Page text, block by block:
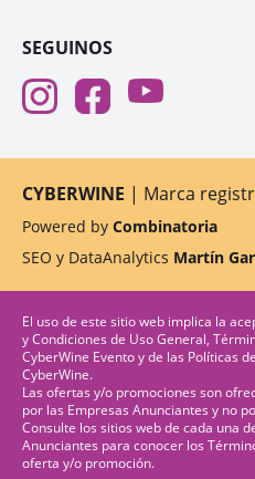
SEGUINOS
CYBERWINE | Marca
Powered by Combinatoria
SEO y DataAnalytics Martín
El uso de este sitio web implica la
y Condiciones de Uso General,
CyberWine Eventoy de las Políticas
CyberWine.
Las ofertas y/o promociones son
por las Empresas Anunciantes y no
Consulte los sitios web de cada una
Anunciantes para conocer los
oferta y/o promoción.